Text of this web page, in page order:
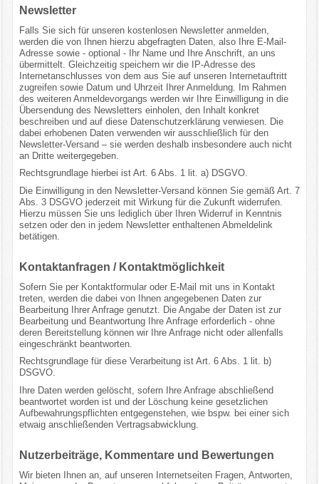
Newsletter
Falls Sie sich für unseren kostenlosen Newsletter anmelden,
werden die von Ihnen hierzu abgefragten Daten, also Ihre E-Mail-
Adresse sowie - optional - Ihr Name und Ihre Anschrift, an uns
übermittelt. Gleichzeitig speichern wir die IP-Adresse des
Internetanschlusses von dem aus Sie auf unseren Internetauftritt
zugreifen sowie Datum und Uhrzeit Ihrer Anmeldung. Im Rahmen
des weiteren Anmeldevorgangs werden wir Ihre Einwilligung in die
Übersendung des Newsletters einholen, den Inhalt konkret
beschreiben und auf diese Datenschutzerklärung verwiesen. Die
dabei erhobenen Daten verwenden wir ausschließlich für den
Newsletter-Versand – sie werden deshalb insbesondere auch nicht
an Dritte weitergegeben.
Rechtsgrundlage hierbei ist Art. 6 Abs. 1 lit. a) DSGVO.
Die Einwilligung in den Newsletter-Versand können Sie gemäß Art. 7
Abs. 3 DSGVO jederzeit mit Wirkung für die Zukunft widerrufen.
Hierzu müssen Sie uns lediglich über Ihren Widerruf in Kenntnis
setzen oder den in jedem Newsletter enthaltenen Abmeldelink
betätigen.
Kontaktanfragen / Kontaktmöglichkeit
Sofern Sie per Kontaktformular oder E-Mail mit uns in Kontakt
treten, werden die dabei von Ihnen angegebenen Daten zur
Bearbeitung Ihrer Anfrage genutzt. Die Angabe der Daten ist zur
Bearbeitung und Beantwortung Ihre Anfrage erforderlich - ohne
deren Bereitstellung können wir Ihre Anfrage nicht oder allenfalls
eingeschränkt beantworten.
Rechtsgrundlage für diese Verarbeitung ist Art. 6 Abs. 1 lit. b)
DSGVO.
Ihre Daten werden gelöscht, sofern Ihre Anfrage abschließend
beantwortet worden ist und der Löschung keine gesetzlichen
Aufbewahrungspflichten entgegenstehen, wie bspw. bei einer sich
etwaig anschließenden Vertragsabwicklung.
Nutzerbeiträge, Kommentare und Bewertungen
Wir bieten Ihnen an, auf unseren Internetseiten Fragen, Antworten,